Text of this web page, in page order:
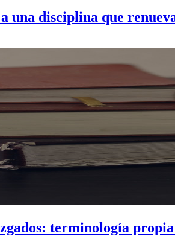
disciplina que
terminología